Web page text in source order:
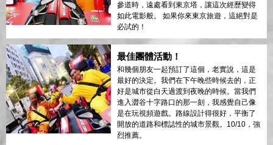
參道時，遠處看到東京塔，讓這次經歷變得
如此電影般。 如果你來東京旅遊，這絕對是
必試的！
最佳團體活動！
和幾個朋友一起預訂了這個，老實說，這是
最好的決定。我們在下午晚些時候去的，正
好是城市從白天過渡到夜晚的時候。當我們
進入澀谷十字路口的那一刻，我感覺自己像
是在玩視頻遊戲。路線設計得很好，平衡了
開放的道路和標誌性的城市景觀。10/10，強
烈推薦。